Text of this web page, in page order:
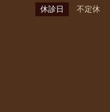
休診日
不定休